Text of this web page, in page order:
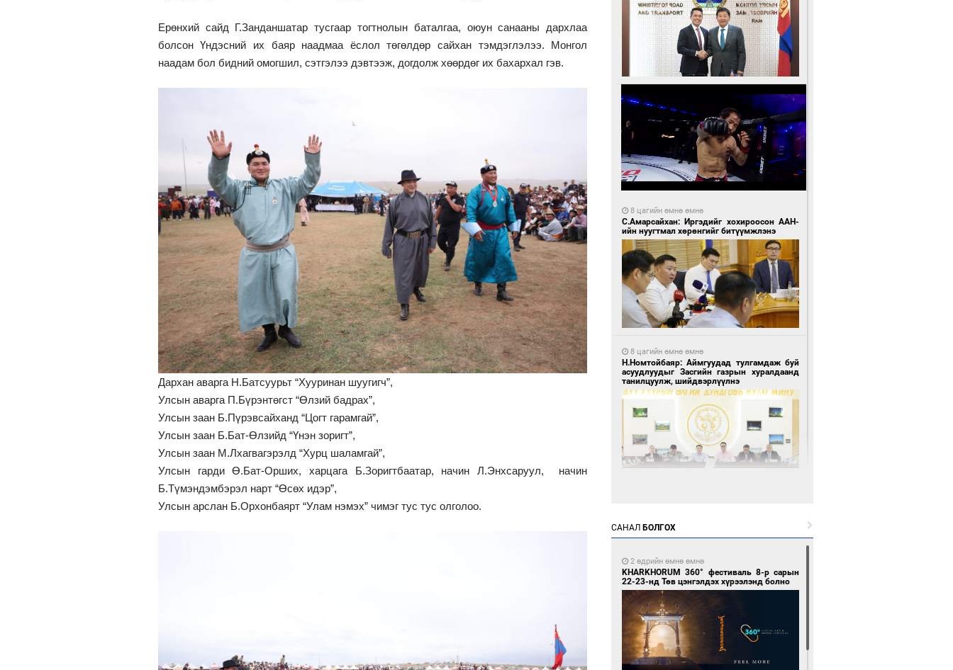
Ерөнхий сайд Г.Занданшатар тусгаар тогтнолын баталгаа, оюун санааны дархлаа
болсон Үндэсний их баяр наадмаа ёслол төгөлдөр сайхан тэмдэглэлээ. Монгол
наадам бол бидний омогшил, сэтгэлээ дэвтээж, догдолж хөөрдөг их бахархал гэв.
Дархан аварга Н.Батсуурьт “Хууринан шуугигч”,
Улсын аварга П.Бүрэнтөгст “Өлзий бадрах”,
Улсын заан Б.Пүрэвсайханд “Цогт гарамгай”,
Улсын заан Б.Бат-Өлзийд “Үнэн зоригт”,
Улсын заан М.Лхагвагэрэлд “Хурц шаламгай”,
Улсын гарди Ө.Бат-Орших, харцага Б.Зоригтбаатар, начин Л.Энхсаруул, начин
Б.Түмэндэмбэрэл нарт “Өсөх идэр”,
Улсын арслан Б.Орхонбаярт “Улам нэмэх” чимэг тус тус олголоо.
8 цагийн өмнө өмнө
С.Амарсайхан: Иргэдийг хохироосон ААН-
ийн нуугтмал хөрөнгийг битүүмжлэнэ
8 цагийн өмнө өмнө
Н.Номтойбаяр: Аймгуудад тулгамдаж буй
асуудлуудыг Засгийн газрын хуралдаанд
танилцуулж, шийдвэрлүүлнэ
дугаартай автомашинтай иргэдэд шатахуун
олгоно
16 цагийн өмнө өмнө
С.Бямбацогт Зүүн Азийн эрэгтэйчүүдийн
САНАЛ БОЛГОХ
2 өдрийн өмнө өмнө
KHARKHORUM 360° фестиваль 8-р сарын
22-23-нд Төв цэнгэлдэх хүрээлэнд болно